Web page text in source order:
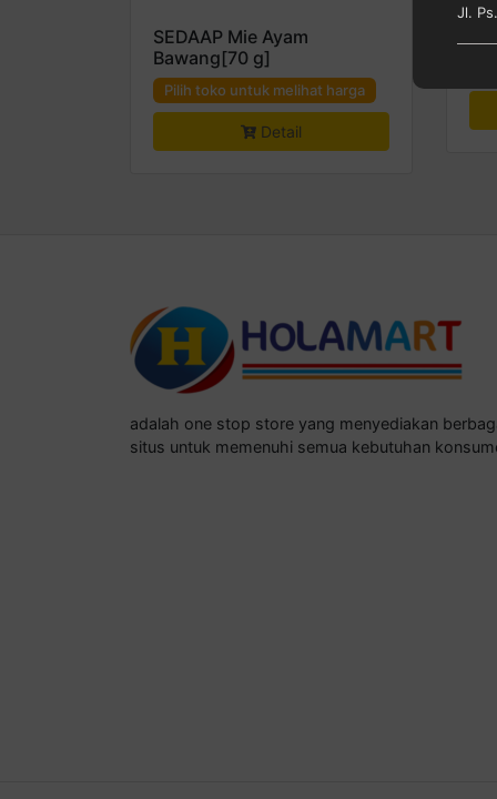
SEDAAP Mie Ayam
Bawang[70 g]
Pilih toko untuk melihat harga
Detail
adalah one stop store yang menyediakan
situs untuk memenuhi semua kebutuhan
Jl.